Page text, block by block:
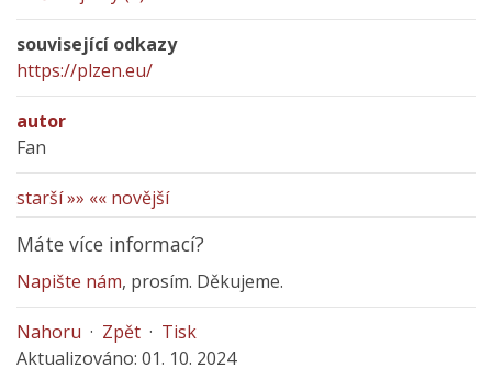
související odkazy
https://plzen.eu/
autor
Fan
starší »» «« novější
Máte více informací?
Napište nám, prosím. Děkujeme.
Nahoru · Zpět · Tisk
Aktualizováno: 01. 10. 2024